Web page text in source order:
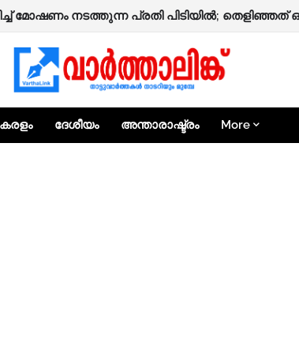
മോഷണം നടത്തുന്ന പ്രതി പിടിയിൽ; തെളിഞ്ഞത്
നിർമ്മാണത്തിലിരിക്കുന്ന രണ്ടുനില വീട്
ദേശീയം അന്താരാഷ്ട്രം More